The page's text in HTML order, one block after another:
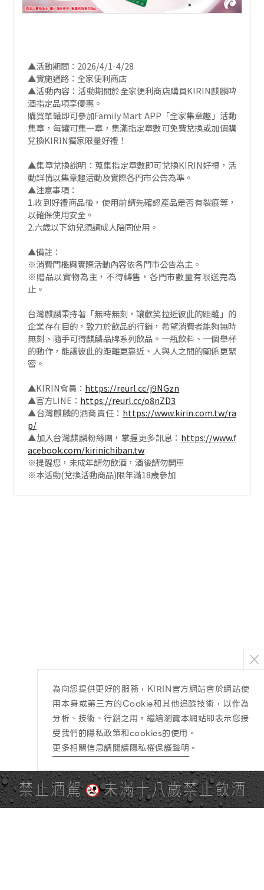
▲活動期間：2026/4/1-4/28
▲實施通路：全家便利商店
▲活動內容：活動期間於全家便利商店購買KIRIN麒麟啤
酒指定品項享優惠。
購買單罐即可參加Family Mart APP「全家集章趣」活動
集章，每罐可集一章，集滿指定章數可免費兌換或加價購
兌換KIRIN獨家限量好禮！
▲集章兌換說明：蒐集指定章數即可兌換KIRIN好禮，活
動詳情以集章趣活動及實際各門市公告為準。
▲注意事項：
1.收到好禮商品後，使用前請先確認產品是否有裂痕等，
以確保使用安全。
2.六歲以下幼兒須請成人陪同使用。
▲備註：
※消費門檻與實際活動內容依各門市公告為主。
※贈品以實物為主，不得轉售，各門市數量有限送完為
止。
台灣麒麟秉持著「無時無刻，讓歡笑拉近彼此的距離」的
企業存在目的，致力於飲品的行銷，希望消費者能夠無時
無刻、隨手可得麒麟品牌系列飲品。一瓶飲料、一個舉杯
的動作，能讓彼此的距離更靠近、人與人之間的關係更緊
密。
▲KIRIN會員： https://reurl.cc/j9NGzn
▲官方LINE： https://reurl.cc/o8nZD3
▲台灣麒麟的酒商責任： https://www.kirin.com.tw/ra
p/
▲加入台灣麒麟粉絲團，掌握更多訊息： https://www.f
acebook.com/kirinichiban.tw
※提醒您，未成年請勿飲酒，酒後請勿開車
※本活動(兌換活動商品)限年滿18歲參加
禁止酒駕 未滿十八歲禁止飲酒
為向您提供更好的服務，KIRIN官方網站會於網站使
用本身或第三方的Cookie和其他追蹤技術，以作為
分析、技術、行銷之用。繼續瀏覽本網站即表示您接
受我們的隱私政策和cookies的使用。
更多相關信息請閱讀隱私權保護聲明 。
PAGE TOP